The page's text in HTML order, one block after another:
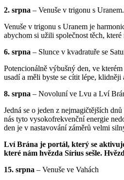
2. srpna – Venuše v trigonu s Uranem.
Venuše v trigonu s Uranem je
abychom si užili společnost těch, které
6. srpna – Slunce v kvadratuře se
Potencionálně výbušný den, ve
usadí a měli byste se cítit lépe, klidněji
8. srpna – Novoluní ve Lvu a Lví
Jedná se o jeden z nejmagičtějších
nás tyto vysokofrekvenční energie
den je v nastavování záměrů velmi
Lví Brána je portál, který se
které nám hvězda Sírius sešle.
15. srpna – Venuše ve Vahách